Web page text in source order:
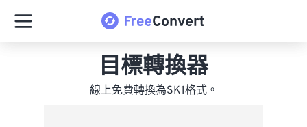
目標轉換器
線上免費轉換為SK1格式。